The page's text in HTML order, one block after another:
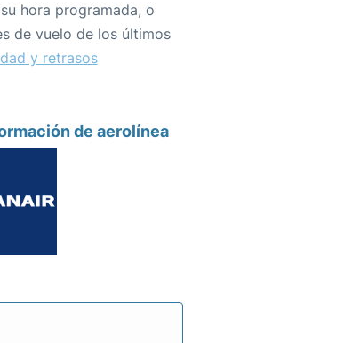
hora programada, o
de vuelo de los últimos
y retrasos
de aerolínea